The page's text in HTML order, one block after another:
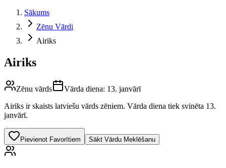
Sākums
Zēnu Vārdi
Airiks
Airiks
Zēnu vārds Vārda diena: 13. janvārī
Airiks ir skaists latviešu vārds zēniem. Vārda diena tiek svinēta 13.
janvārī.
Pievienot Favorītiem Sākt Vārdu Meklēšanu